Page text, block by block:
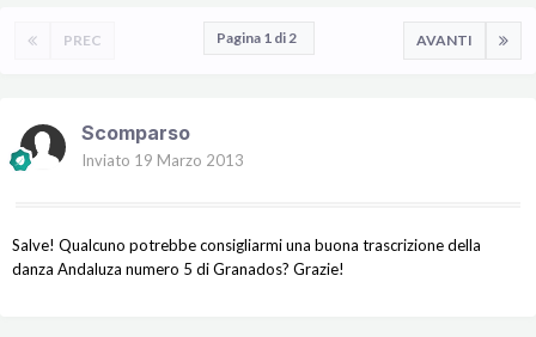
PREC AVANTI
Pagina 1 di 2
Scomparso
Inviato 19 Marzo 2013
Salve! Qualcuno potrebbe consigliarmi una buona trascrizione della
danza Andaluza numero 5 di Granados? Grazie!